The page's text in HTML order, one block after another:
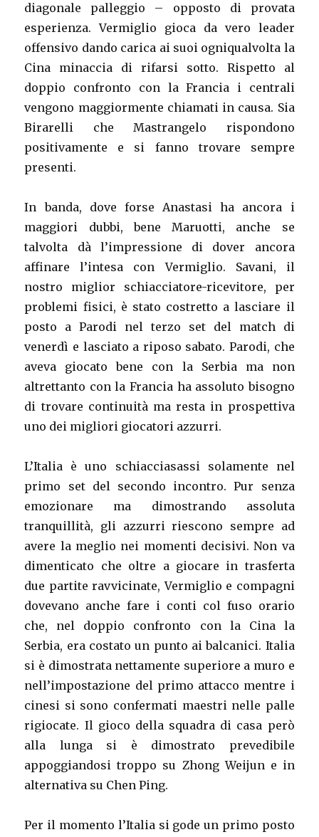
diagonale palleggio – opposto di provata
esperienza. Vermiglio gioca da vero leader
offensivo dando carica ai suoi ogniqualvolta la
Cina minaccia di rifarsi sotto. Rispetto al
doppio confronto con la Francia i centrali
vengono maggiormente chiamati in causa. Sia
Birarelli che Mastrangelo rispondono
positivamente e si fanno trovare sempre
presenti.
In banda, dove forse Anastasi ha ancora i
maggiori dubbi, bene Maruotti, anche se
talvolta dà l’impressione di dover ancora
affinare l’intesa con Vermiglio. Savani, il
nostro miglior schiacciatore-ricevitore, per
problemi fisici, è stato costretto a lasciare il
posto a Parodi nel terzo set del match di
venerdì e lasciato a riposo sabato. Parodi, che
aveva giocato bene con la Serbia ma non
altrettanto con la Francia ha assoluto bisogno
di trovare continuità ma resta in prospettiva
uno dei migliori giocatori azzurri.
L’Italia è uno schiacciasassi solamente nel
primo set del secondo incontro. Pur senza
emozionare ma dimostrando assoluta
tranquillità, gli azzurri riescono sempre ad
avere la meglio nei momenti decisivi. Non va
dimenticato che oltre a giocare in trasferta
due partite ravvicinate, Vermiglio e compagni
dovevano anche fare i conti col fuso orario
che, nel doppio confronto con la Cina la
Serbia, era costato un punto ai balcanici. Italia
si è dimostrata nettamente superiore a muro e
nell’impostazione del primo attacco mentre i
cinesi si sono confermati maestri nelle palle
rigiocate. Il gioco della squadra di casa però
alla lunga si è dimostrato prevedibile
appoggiandosi troppo su Zhong Weijun e in
alternativa su Chen Ping.
Per il momento l’Italia si gode un primo posto